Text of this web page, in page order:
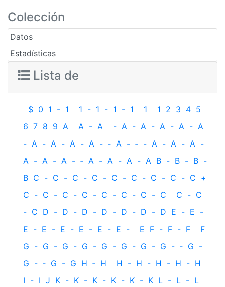
Colección
Datos
Estadísticas
Lista de
$ 0 1 - 1 1 - 1 - 1 - 1 1 1 2 3 4 5
6 7 8 9 A A - A - A - A - A - A - A
- A - A - A - A - ‐ A - ‐ - A - A - A -
A - A - A - ‐ A - A - A - A B - B - B -
B C - C - C - C - C - C - C - C - C +
C - C - C - C - C - C - C - C C - C
- C D - D - D - D - D - D - D E - E -
E - E - E - E - E - E - E F - F - F
F
G - G - G - G - G - G - G - G - ‐ G -
G - ‐ G - G H ‐ H H - H - H - H - H
I - I J K - K - K - K - K - K L - L - L